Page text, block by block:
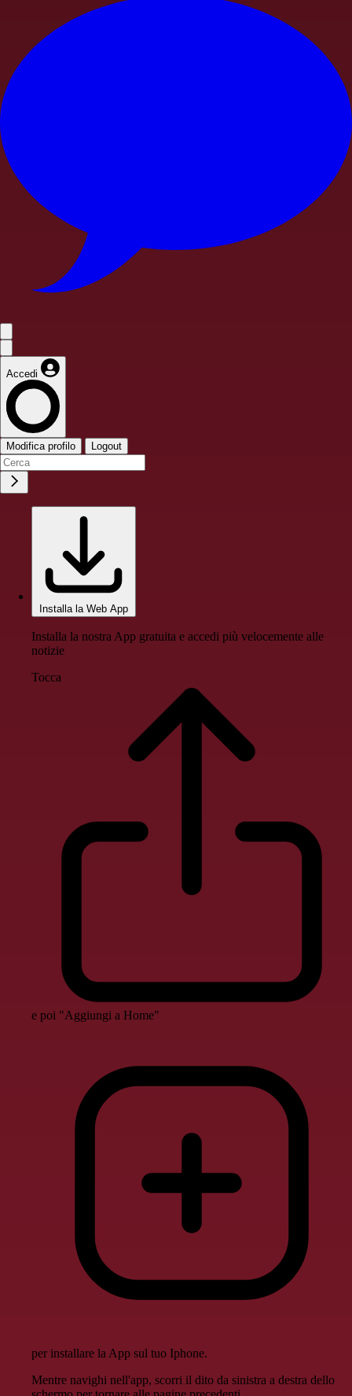
Accedi
Modifica profilo Logout
Installa la Web App
Installa la nostra App gratuita e accedi più velocemente alle
notizie
Tocca
e poi "Aggiungi a Home"
per installare la App sul tuo Iphone.
Mentre navighi nell'app, scorri il dito da sinistra a destra dello